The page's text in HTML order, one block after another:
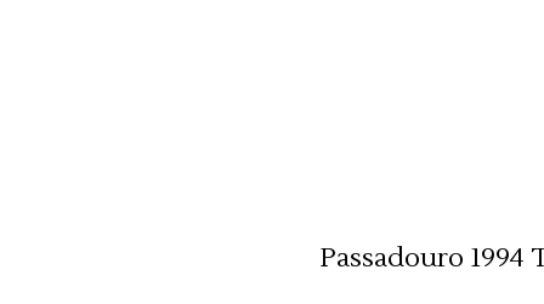
Passadouro 1994